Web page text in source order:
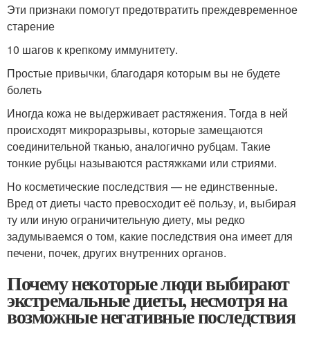
Эти признаки помогут предотвратить преждевременное
старение
10 шагов к крепкому иммунитету.
Простые привычки, благодаря которым вы не будете
болеть
Иногда кожа не выдерживает растяжения. Тогда в ней
происходят микроразрывы, которые замещаются
соединительной тканью, аналогично рубцам. Такие
тонкие рубцы называются растяжками или стриями.
Но косметические последствия — не единственные.
Вред от диеты часто превосходит её пользу, и, выбирая
ту или иную ограничительную диету, мы редко
задумываемся о том, какие последствия она имеет для
печени, почек, других внутренних органов.
Почему некоторые люди выбирают
экстремальные диеты, несмотря на
возможные негативные последствия